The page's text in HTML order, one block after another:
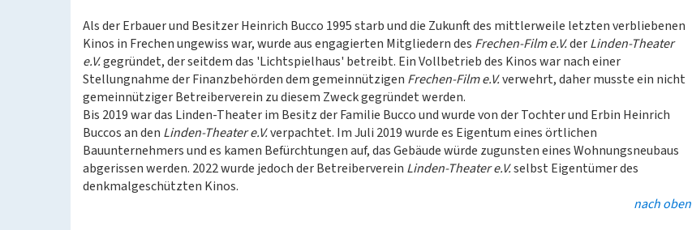
Als der Erbauer und Besitzer Heinrich Bucco 1995 starb und die Zukunft des mittlerweile letzten verbliebenen
Kinos in Frechen ungewiss war, wurde aus engagierten Mitgliedern des Frechen-Film e.V.derLinden-Theater
e.V.gegründet, der seitdem das 'Lichtspielhaus' betreibt. Ein Vollbetrieb des Kinos war nach einer
Stellungnahme der Finanzbehörden dem gemeinnützigen Frechen-Film e.V.verwehrt, daher musste ein nicht
gemeinnütziger Betreiberverein zu diesem Zweck gegründet werden.
Bis 2019 war das Linden-Theater im Besitz der Familie Bucco und wurde von der Tochter und Erbin Heinrich
Buccos an den Linden-Theater e.V.verpachtet. Im Juli 2019 wurde es Eigentum eines örtlichen
Bauunternehmers und es kamen Befürchtungen auf, das Gebäude würde zugunsten eines Wohnungsneubaus
abgerissen werden. 2022 wurde jedoch der Betreiberverein Linden-Theater e.V.selbst Eigentümer des
denkmalgeschützten Kinos.
nach oben